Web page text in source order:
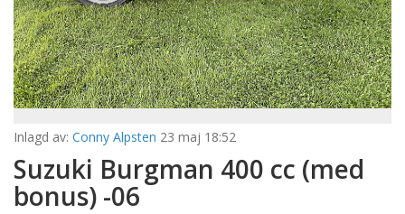
Inlagd av: Conny Alpsten 23 maj 18:52
Suzuki Burgman 400 cc (med
bonus) -06